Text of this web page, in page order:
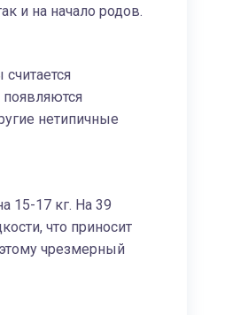
и на начало родов.
нетипичные
15-17 кг. На 39
что приносит
чрезмерный